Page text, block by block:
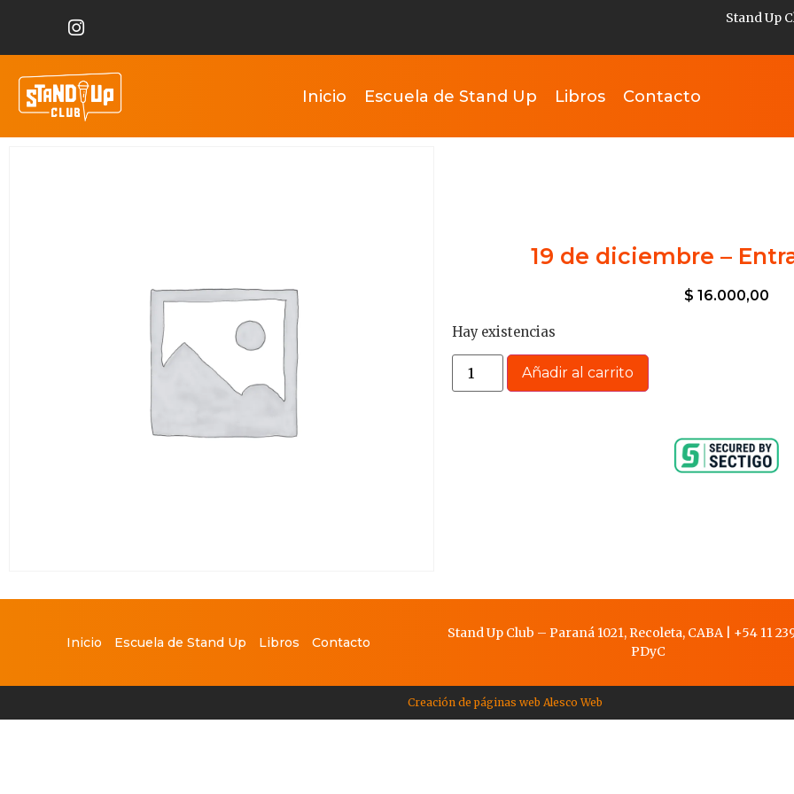
Stand Up
Inicio Escuela de Stand Up Libros Contacto
19 de diciembre –
$ 16.000,00
Hay existencias
Añadir al carrito
Inicio Escuela de Stand Up Libros Contacto
Stand Up Club – Paraná 1021, Recoleta, CABA +54 11
PDyC
Creación de páginas web Alesco Web